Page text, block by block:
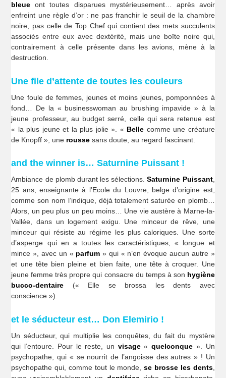
bleue ont toutes disparues mystérieusement… après avoir
enfreint une règle d’or : ne pas franchir le seuil de la chambre
noire, pas celle de Top Chef qui contient des mets succulents
associés entre eux avec dextérité, mais une boîte noire qui,
contrairement à celle présente dans les avions, mène à la
destruction.
Une file d’attente de toutes les couleurs
Une foule de femmes, jeunes et moins jeunes, pomponnées à
fond… De la « businesswoman au brushing impavide » à la
jeune professeur, au budget serré, celle qui sera retenue est
« la plus jeune et la plus jolie ». « Belle comme une créature
de Knopff », une rousse sans doute, au regard fascinant.
and the winner is… Saturnine Puissant !
Ambiance de plomb durant les sélections.Saturnine Puissant,
25 ans, enseignante à l’Ecole du Louvre, belge d’origine est,
comme son nom l’indique, déjà totalement saturée en plomb…
Alors, un peu plus un peu moins… Une vie austère à Marne-la-
Vallée, dans un logement exigu. Une minceur de rêve, une
minceur qui résiste au régime les plus caloriques. Une sorte
d’asperge qui en a toutes les caractéristiques, « longue et
mince », avec un « parfum » qui « n’en évoque aucun autre »
et une tête bien pleine et bien faite, une tête à croquer. Une
jeune femme très propre qui consacre du temps à son hygiène
bucco-dentaire (« Elle se brossa les dents avec
conscience »).
et le séducteur est… Don Elemirio !
Un séducteur, qui multiplie les conquêtes, du fait du mystère
qui l’entoure. Pour le reste, un visage«quelconque ». Un
psychopathe, qui « se nourrit de l’angoisse des autres » ! Un
psychopathe qui, comme tout le monde,se brosse les dents,